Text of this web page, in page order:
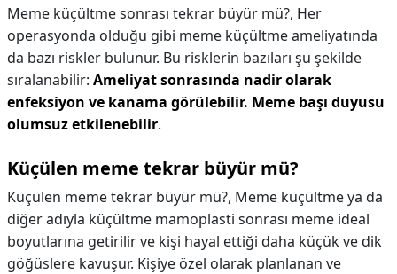
Meme küçültme sonrası tekrar büyür mü?, Her
operasyonda olduğu gibi meme küçültme ameliyatında
da bazı riskler bulunur. Bu risklerin bazıları şu şekilde
sıralanabilir: Ameliyat sonrasında nadir olarak
enfeksiyon ve kanama görülebilir. Meme başı duyusu
olumsuz etkilenebilir.
Küçülen meme tekrar büyür mü?
Küçülen meme tekrar büyür mü?, Meme küçültme ya da
diğer adıyla küçültme mamoplasti sonrası meme ideal
boyutlarına getirilir ve kişi hayal ettiği daha küçük ve dik
göğüslere kavuşur. Kişiye özel olarak planlanan ve